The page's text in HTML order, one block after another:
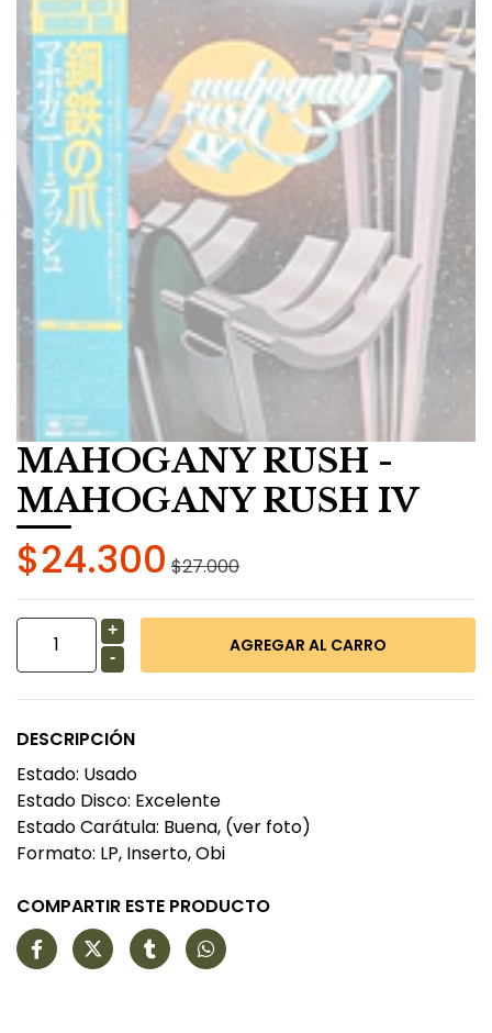
MAHOGANY RUSH -
MAHOGANY RUSH IV
$24.300 $27.000
+
-
DESCRIPCIÓN
Estado: Usado
Estado Disco: Excelente
Estado Carátula: Buena, (ver foto)
Formato: LP, Inserto, Obi
COMPARTIR ESTE PRODUCTO